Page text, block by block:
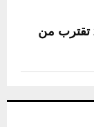
مجلس ذي قار: خطة تنمية 2025 تقترب من